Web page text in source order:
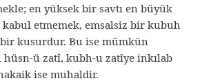
en yüksek bir savtı en büyük
etmemek, emsalsiz bir kubuh
kusurdur. Bu ise mümkün
hüsn-ü zatî, kubh-u zatîye inkılab
ise muhaldir.